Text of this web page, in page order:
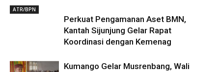
ATR/BPN
Perkuat Pengamanan Aset BMN,
Kantah Sijunjung Gelar Rapat
Koordinasi dengan Kemenag
Kumango Gelar Musrenbang, Wali